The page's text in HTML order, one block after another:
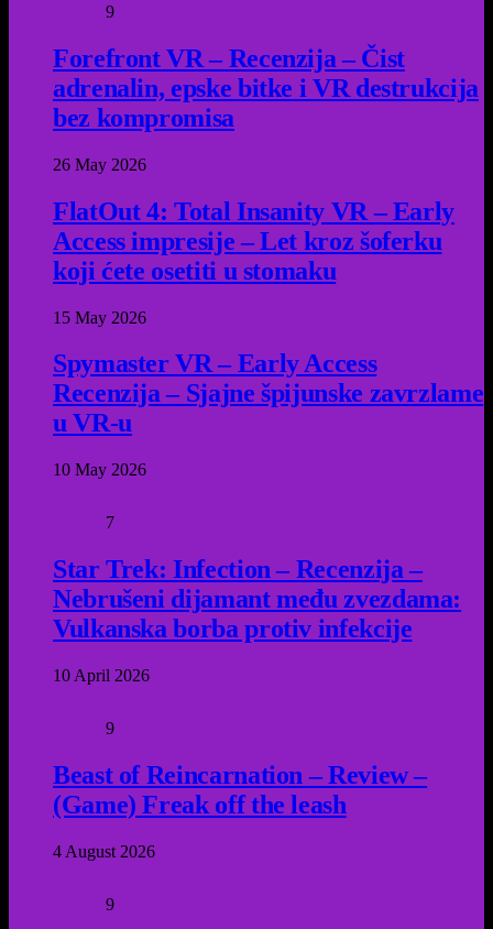
9
Forefront VR – Recenzija – Čist
adrenalin, epske bitke i VR destrukcija
bez kompromisa
26 May 2026
FlatOut 4: Total Insanity VR – Early
Access impresije – Let kroz šoferku
koji ćete osetiti u stomaku
15 May 2026
Spymaster VR – Early Access
Recenzija – Sjajne špijunske zavrzlame
u VR-u
10 May 2026
7
Star Trek: Infection – Recenzija –
Nebrušeni dijamant među zvezdama:
Vulkanska borba protiv infekcije
10 April 2026
9
Beast of Reincarnation – Review –
(Game) Freak off the leash
4 August 2026
9